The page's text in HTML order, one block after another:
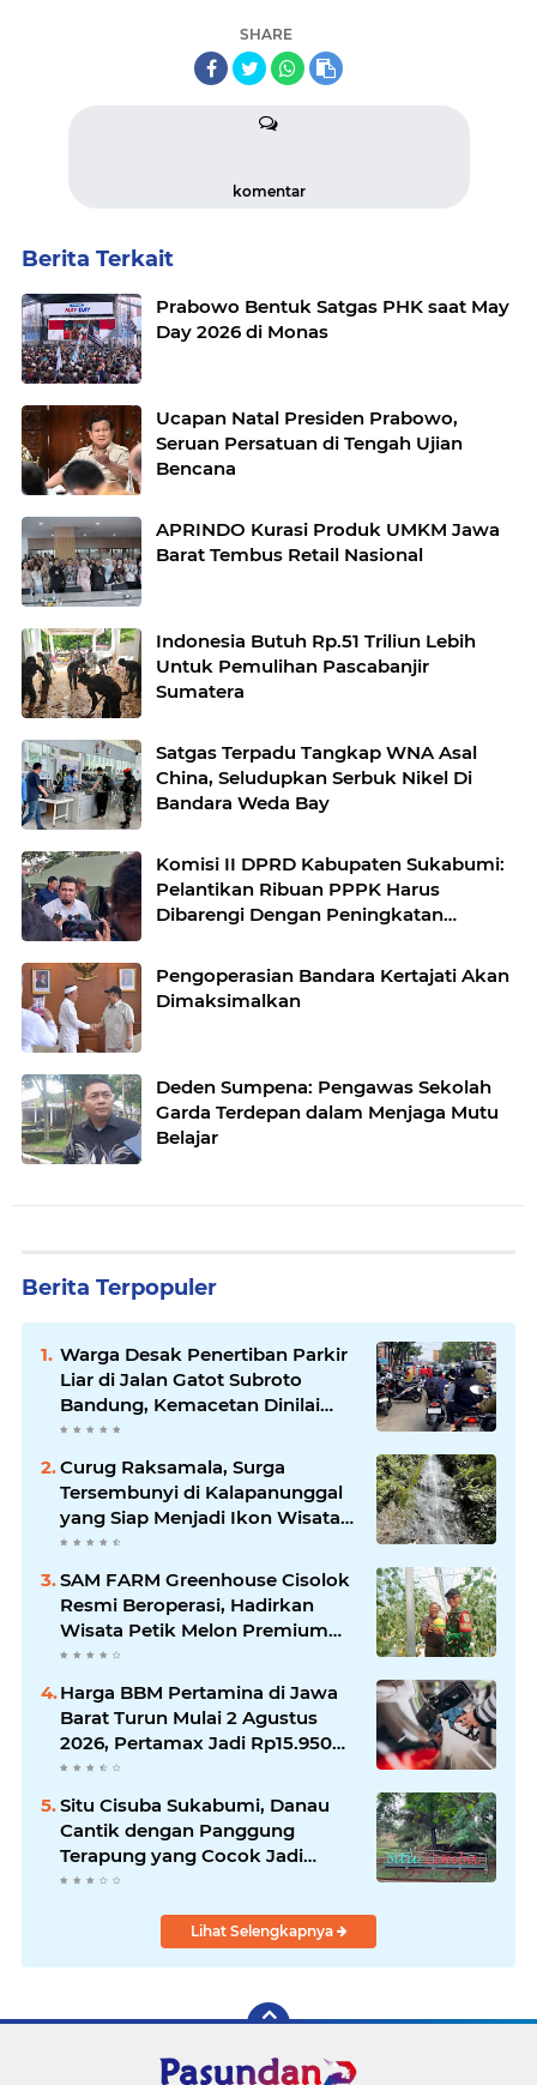
SHARE
komentar
Berita Terkait
Prabowo Bentuk Satgas PHK saat May
Day 2026 di Monas
Ucapan Natal Presiden Prabowo,
Seruan Persatuan di Tengah Ujian
Bencana
APRINDO Kurasi Produk UMKM Jawa
Barat Tembus Retail Nasional
Indonesia Butuh Rp.51 Triliun Lebih
Untuk Pemulihan Pascabanjir
Sumatera
Satgas Terpadu Tangkap WNA Asal
China, Seludupkan Serbuk Nikel Di
Bandara Weda Bay
Komisi II DPRD Kabupaten Sukabumi:
Pelantikan Ribuan PPPK Harus
Dibarengi Dengan Peningkatan
Pengoperasian Bandara Kertajati Akan
Dimaksimalkan
Deden Sumpena: Pengawas Sekolah
Garda Terdepan dalam Menjaga Mutu
Belajar
Berita Terpopuler
Warga Desak Penertiban Parkir
Liar di Jalan Gatot Subroto
Bandung, Kemacetan Dinilai
Makin Mengkhawatirkan
Curug Raksamala, Surga
Tersembunyi di Kalapanunggal
yang Siap Menjadi Ikon Wisata
Alam Baru Kabupaten
SAM FARM Greenhouse Cisolok
Resmi Beroperasi, Hadirkan
Wisata Petik Melon Premium
dan Edukasi Pertanian Modern
Harga BBM Pertamina di Jawa
Barat Turun Mulai 2 Agustus
2026, Pertamax Jadi Rp15.950
per Liter, Cek Daftar Harga
Situ Cisuba Sukabumi, Danau
Cantik dengan Panggung
Terapung yang Cocok Jadi
Destinasi Libur Akhir Pekan
Lihat Selengkapnya